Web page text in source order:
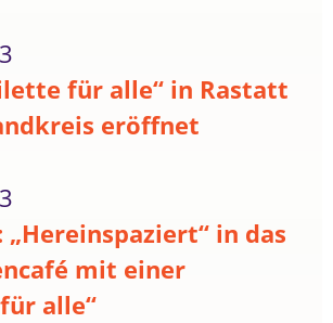
für alle“ in Rastatt
eröffnet
„Hereinspaziert“ in das
mit einer
alle“